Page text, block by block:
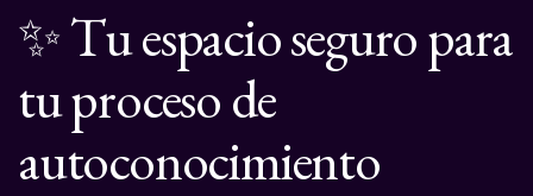
✨ Tu espacio seguropara
tu proceso de
autoconocimiento